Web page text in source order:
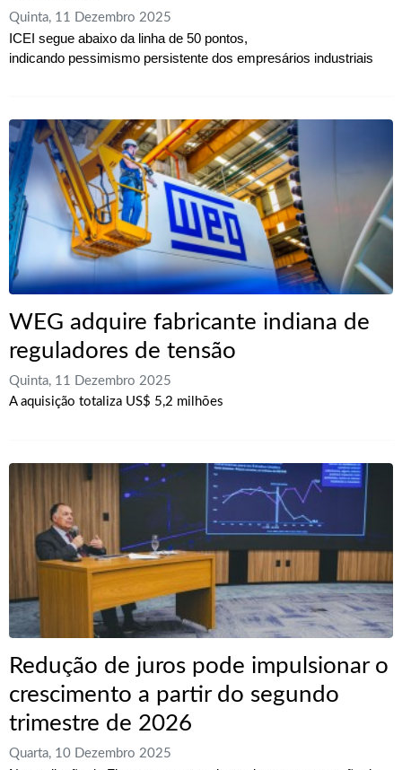
Quinta, 11 Dezembro 2025
ICEI segue abaixo da linha de 50 pontos,
indicando pessimismo persistente dos empresários industriais
WEG adquire fabricante indiana de
reguladores de tensão
Quinta, 11 Dezembro 2025
A aquisição totaliza US$ 5,2 milhões
Redução de juros pode impulsionar o
crescimento a partir do segundo
trimestre de 2026
Quarta, 10 Dezembro 2025